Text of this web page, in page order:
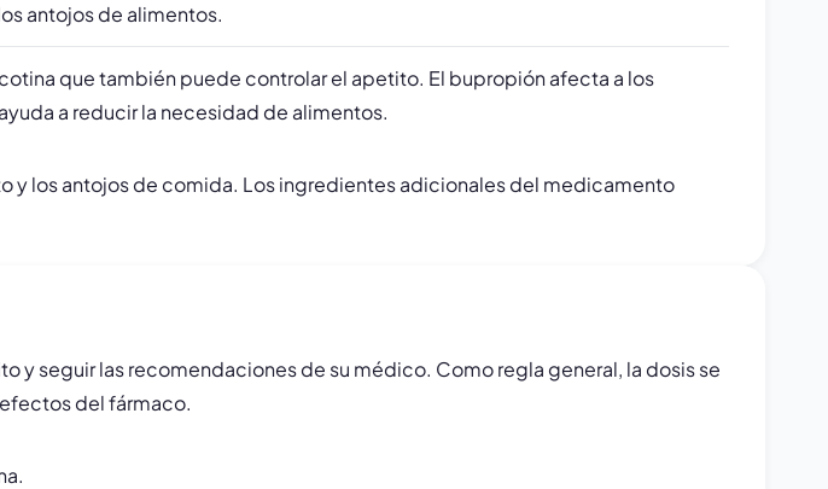
antojos de alimentos.
que también puede controlar el apetito. El bupropión afecta a los
a reducir la necesidad de alimentos.
y los antojos de comida. Los ingredientes adicionales del medicamento
y seguir las recomendaciones de su médico. Como regla general, la dosis se
del fármaco.